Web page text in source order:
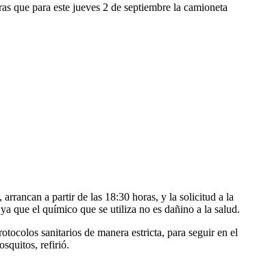
que para este jueves 2 de septiembre la camioneta
arrancan a partir de las 18:30 horas, y la solicitud a la
que el químico que se utiliza no es dañino a la salud.
sanitarios de manera estricta, para seguir en el
refirió.